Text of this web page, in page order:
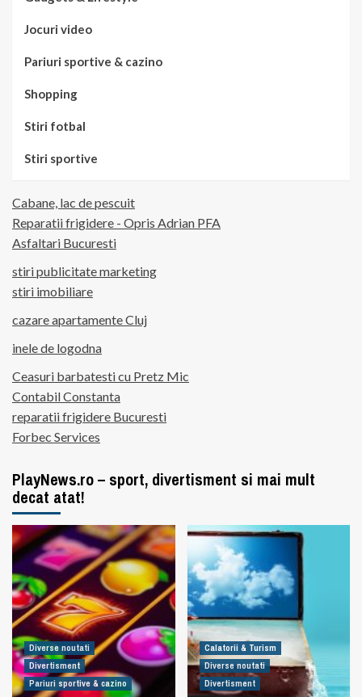
Jocuri video
Pariuri sportive & cazino
Shopping
Stiri fotbal
Stiri sportive
Cabane, lac de pescuit
Reparatii frigidere - Opris Adrian PFA
Asfaltari Bucuresti
stiri publicitate marketing
stiri imobiliare
cazare apartamente Cluj
inele de logodna
Ceasuri barbatesti cu Pretz Mic
Contabil Constanta
reparatii frigidere Bucuresti
Forbec Services
PlayNews.ro – sport, divertisment si mai mult
decat atat!
Diverse noutati
Divertisment
Pariuri sportive & cazino
Calatorii & Turism
Diverse noutati
Divertisment